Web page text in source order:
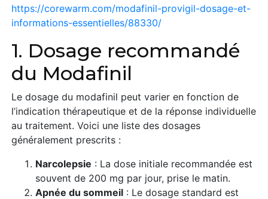
https://corewarm.com/modafinil-provigil-dosage-et-
informations-essentielles/88330/
1. Dosage recommandé
du Modafinil
Le dosage du modafinil peut varier en fonction de
l’indication thérapeutique et de la réponse individuelle
au traitement. Voici une liste des dosages
généralement prescrits :
Narcolepsie : La dose initiale recommandée est
souvent de 200 mg par jour, prise le matin.
Apnée du sommeil : Le dosage standard est